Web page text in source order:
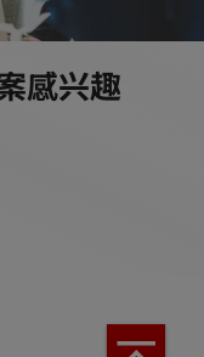
感兴趣